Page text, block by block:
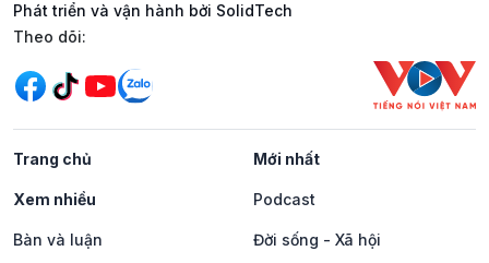
Phát triển và vận hành bởi SolidTech
Mạng xã hội
Theo dõi:
Trang chủ Mới nhất
Xem nhiều Podcast
Bàn và luận Đời sống - Xã hội